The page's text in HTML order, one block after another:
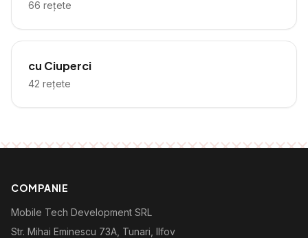
66 rețete
cu Ciuperci
42 rețete
COMPANIE
Mobile Tech Development SRL
Str. Mihai Eminescu 73A, Tunari, Ilfov